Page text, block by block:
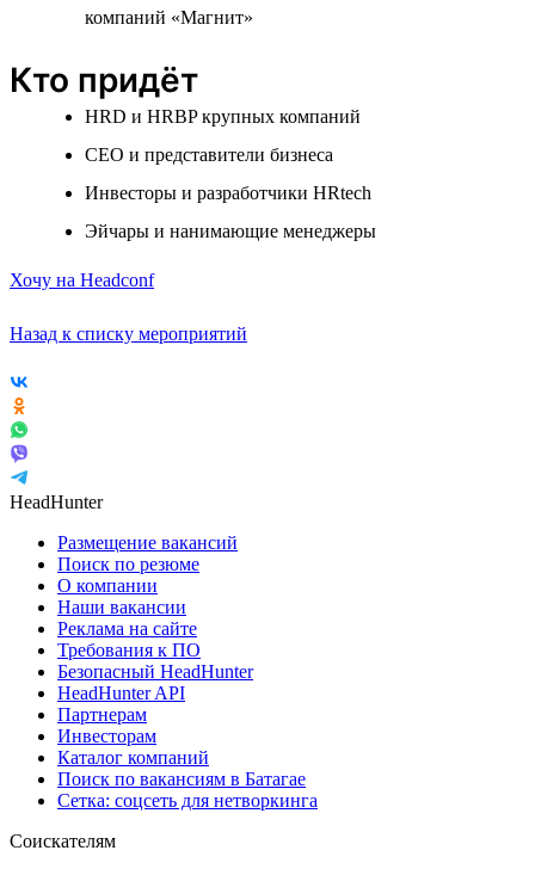
компаний «Магнит»
Кто придёт
HRD и HRBP крупных компаний
СЕО и представители бизнеса
Инвесторы и разработчики HRtech
Эйчары и нанимающие менеджеры
Хочу на Headconf
Назад к списку мероприятий
HeadHunter
Размещение вакансий
Поиск по резюме
О компании
Наши вакансии
Реклама на сайте
Требования к ПО
Безопасный HeadHunter
HeadHunter API
Партнерам
Инвесторам
Каталог компаний
Поиск по вакансиям в Батагае
Сетка: соцсеть для нетворкинга
Соискателям